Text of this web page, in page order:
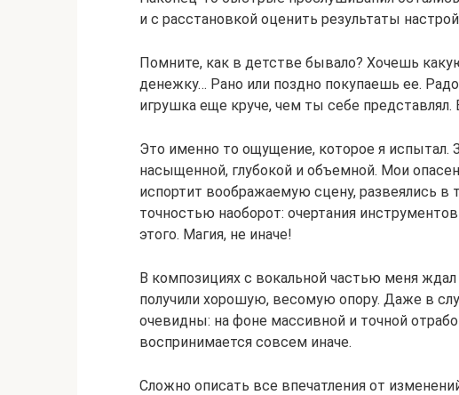
и с расстановкой оценить результаты
Помните, как в детстве бывало? Хочешь
денежку… Рано или поздно покупаешь ее.
игрушка еще круче, чем ты себе представлял.
Это именно то ощущение, которое я испытал.
насыщенной, глубокой и объемной. Мои
испортит воображаемую сцену, развеялись в
точностью наоборот: очертания
этого. Магия, не иначе!
В композициях с вокальной частью меня
получили хорошую, весомую опору. Даже в
очевидны: на фоне массивной и точной
воспринимается совсем иначе.
Сложно описать все впечатления от